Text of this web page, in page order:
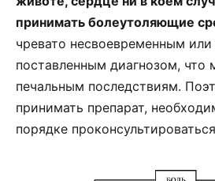
принимать болеутоляющие
чревато несвоевременным или
поставленным диагнозом, что
печальным последствиям.
принимать препарат,
порядке